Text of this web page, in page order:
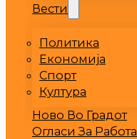
Вести
Политика
Економија
Спорт
Култура
Ново Во Градот
Огласи За Работа